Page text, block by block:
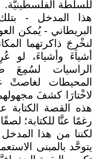
للسلطة الفلسطينيَّة.
هذا المدخل - بتلك
البريطاني - يُمكن
لنخْرِجَ ذاكرتهما
أشياءَ وأشياءَ،
الراسيات لسُمِعَ
المحيطات لغاصتْ
لاخْتارَا كشفَ
هذه القصة الكتابة
رغمًا عنَّا للكتابة؛
لكننا من هذا المدخل
يتوحَّد بالمبنى